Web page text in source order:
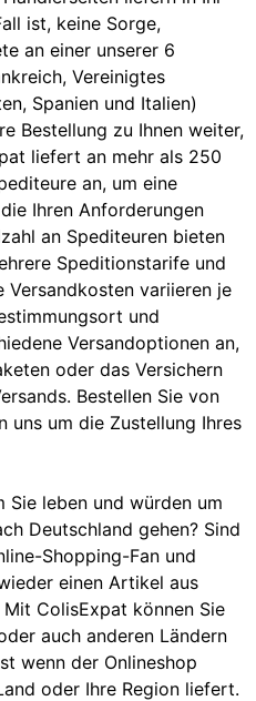
ist, keine Sorge,
an einer unserer 6
Vereinigtes
Spanien und Italien)
Bestellung zu Ihnen weiter,
liefert an mehr als 250
an, um eine
Ihren Anforderungen
an Spediteuren bieten
Speditionstarife und
Versandkosten variieren je
und
Versandoptionen an,
oder das Versichern
Bestellen Sie von
uns um die Zustellung Ihres
Sie leben und würden um
Deutschland gehen? Sind
Shopping-Fan und
einen Artikel aus
ColisExpat können Sie
auch anderen Ländern
wenn der Onlineshop
oder Ihre Region liefert.